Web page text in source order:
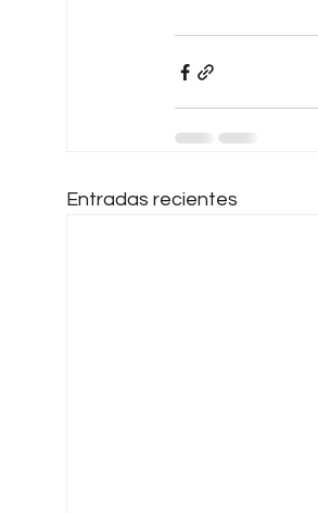
Entradas recientes